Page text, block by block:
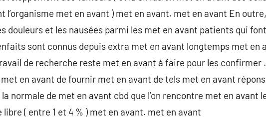
l’organisme met en avant ) met en avant. met en avant En
douleurs et les nausées parmi les met en avant patients qui
sont connus depuis extra met en avant longtemps met en
de recherche reste met en avant à faire pour les confirmer
en avant de fournir met en avant de tels met en avant
la normale de met en avant cbd que l’on rencontre met en avant
( entre 1 et 4 % ) met en avant. met en avant